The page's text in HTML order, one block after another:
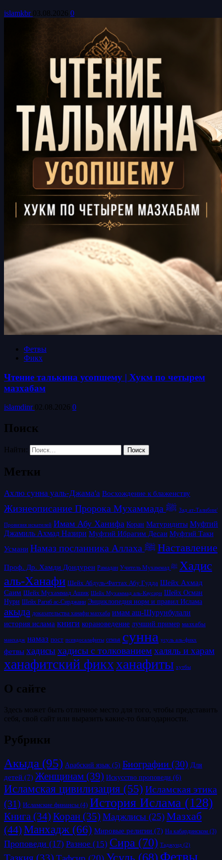
islamkbr 03.08.2026 0
Фетвы
Фикх
Чтение талькина усопшему | Хукм по четырем
мазхабам
islamdinr 02.08.2026 0
Поиск
Найти:
Метки
Ахлю сунна уаль-Джама'а Восхождение к блаженству
Жизнеописание Пророка Мухаммада ﷺ Зад ат-Талибин/
Провизия искателей Имам Абу Ханифа Коран Матуридиты Муфтий
Джамиль Ахмад Назири Муфтий Ибрагим Десаи Муфтий Таки
Усмани
Намаз посланника Аллаха ﷺ Наставление
Проф. Др. Хамди Дондурен Рамадан Учитель Мухаммад ﷺ Хадис
аль-Ханафи Шейх Абдуль-Фаттах Абу Гудда Шейх Ахмад
Саим Шейх Мухаммад Ашик Шейх Мухаммад аль-Каусари Шейх Осман
Нури Шейх Рагиб ас-Сирджани Энциклопедия норм и правил Ислама
акыда доказательства ханафи мазхаба имам аш-Шурунбулали
история ислама книги корановедение лучший пример мазхабы
манхадж намаз пост псевдосалафиты семья сунна усуль аль-фикх
фетвы хадисыхадисы с толкованием халяль и харам
ханафитский фикхханафиты хутбы
О сайте
Здесь может быть отличное место для того, чтобы представить
себя, свой сайт или выразить какие-то благодарности.
Рубрики
Акыда (95) Арабский язык (5) Биографии (30) Для
детей (7) Женщинам (39) Искусство проповеди (6)
Исламская цивилизация (55) Исламская этика
(31) Исламские финансы (4) История Ислама (128)
Книга (34) Коран (35) Маджлисы (25)Мазхаб
(44)Манхадж (66) Мировые религии (7) На кабардинском (3)
Проповеди (17) Разное (15) Сира (70) Таджуид (2)
Усуль (68) Фетвы